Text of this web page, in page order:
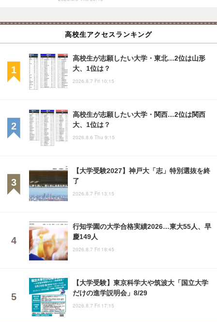
高校生アクセスランキング
高校生が志願したい大学・東北…2位は山形
大、1位は？
2026.8.7 Fri 10:15
高校生が志願したい大学・関西…2位は関西
大、1位は？
2026.8.6 Thu 9:15
【大学受験2027】神戸大「志」特別選抜を終
了
2026.8.7 Fri 13:15
行知学園の大学合格実績2026…東大55人、早
慶149人
2026.8.7 Fri 18:45
【大学受験】東京科学大や筑波大「国立大学
だけの進学説明会」8/29
2026.8.7 Fri 17:15